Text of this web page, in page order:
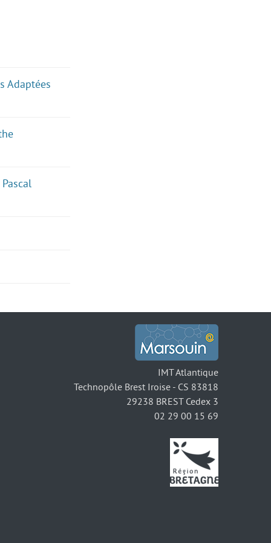
Adaptées
IMT Atlantique
Technopôle Brest Iroise - CS 83818
29238 BREST Cedex 3
02 29 00 15 69